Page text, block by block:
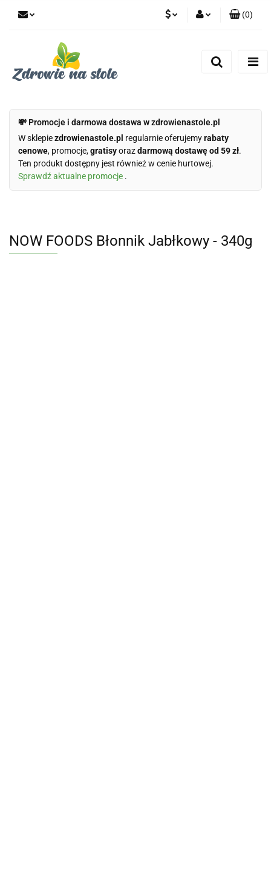
(0)
💸 Promocje i darmowa dostawa w zdrowienastole.pl
W sklepiezdrowienastole.pl regularnie oferujemyrabaty
cenowe, promocje,gratisyorazdarmową dostawę od 59 zł.
Ten produkt dostępny jest również w cenie hurtowej.
Sprawdź aktualne promocje .
NOW FOODS Błonnik Jabłkowy - 340g